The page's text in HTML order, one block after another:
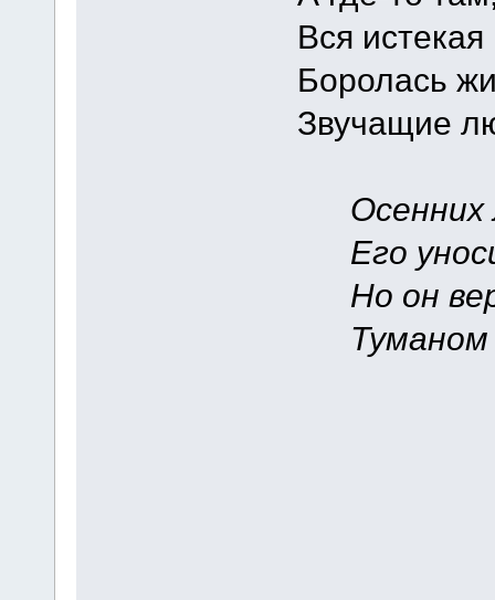
Вся
Боролась
Звучащие
Осенних
Его
Но он
Туманом